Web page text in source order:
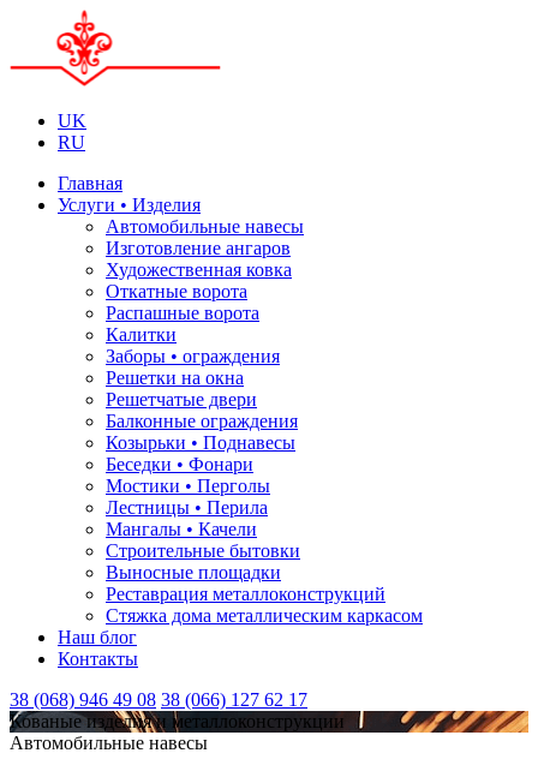
UK
RU
Главная
Услуги • Изделия
Автомобильные навесы
Изготовление ангаров
Художественная ковка
Откатные ворота
Распашные ворота
Калитки
Заборы • ограждения
Решетки на окна
Решетчатые двери
Балконные ограждения
Козырьки • Поднавесы
Беседки • Фонари
Мостики • Перголы
Лестницы • Перила
Мангалы • Качели
Строительные бытовки
Выносные площадки
Реставрация металлоконструкций
Стяжка дома металлическим каркасом
Наш блог
Контакты
38 (068) 946 49 08 38 (066) 127 62 17
Кованые изделия и металлоконструкции
Автомобильные навесы